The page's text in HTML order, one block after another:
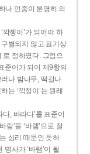
나 언중이 분명히 의
깍젱이’가 되어야 하
구별되지 않고 표기상
로 정하였다. 그럼으
준어가 되어 제9항의
나 밤나무, 떡갈나
는 ‘깍정이’는 원래
, 바라다’를 표준어
람’을 ‘바램’으로 잘
심리 때문인 듯하
사가 ‘바램’이 될